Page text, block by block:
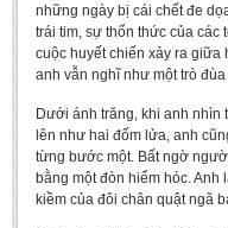
những ngày bị cái chết đe
trái tim, sự thổn thức của các
cuộc huyết chiến xảy ra
anh vẫn nghĩ như một trò đùa
Dưới ánh trăng, khi anh nhìn
lên như hai đốm lửa, anh
từng bước một. Bất ngờ
bằng một đòn hiểm hóc. Anh
kiềm của đôi chân quật ngã